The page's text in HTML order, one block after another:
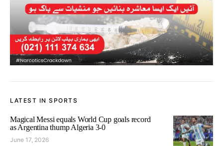
LATEST IN SPORTS
Magical Messi equals World Cup goals record
as Argentina thump Algeria 3-0
June 17, 2026